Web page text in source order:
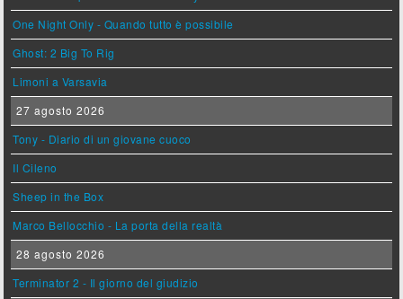
One Night Only - Quando tutto è possibile
Ghost: 2 Big To Rig
Limoni a Varsavia
27 agosto 2026
Tony - Diario di un giovane cuoco
Il Cileno
Sheep in the Box
Marco Bellocchio - La porta della realtà
28 agosto 2026
Terminator 2 - Il giorno del giudizio